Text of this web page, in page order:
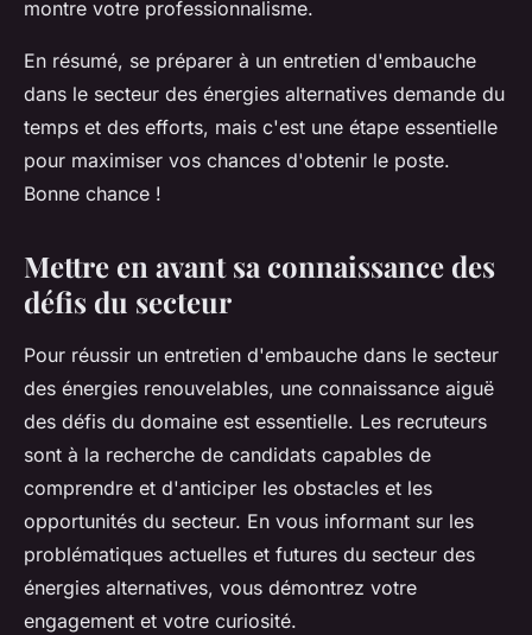
montre votre professionnalisme.
En résumé, se préparer à un entretien d'embauche
dans le secteur des énergies alternatives demande du
temps et des efforts, mais c'est une étape essentielle
pour maximiser vos chances d'obtenir le poste.
Bonne chance !
Mettre en avant sa connaissance des
défis du secteur
Pour réussir un entretien d'embauche dans le secteur
des énergies renouvelables, une connaissance aiguë
des défis du domaine est essentielle. Les recruteurs
sont à la recherche de candidats capables de
comprendre et d'anticiper les obstacles et les
opportunités du secteur. En vous informant sur les
problématiques actuelles et futures du secteur des
énergies alternatives, vous démontrez votre
engagement et votre curiosité.